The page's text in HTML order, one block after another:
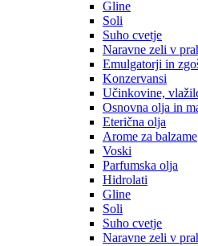
Gline
Soli
Suho cvetje
Naravne zeli v
Emulgatorji in
Konzervansi
Učinkovine,
Osnovna olja in
Eterična olja
Arome za balzame
Voski
Parfumska olja
Hidrolati
Gline
Soli
Suho cvetje
Naravne zeli v